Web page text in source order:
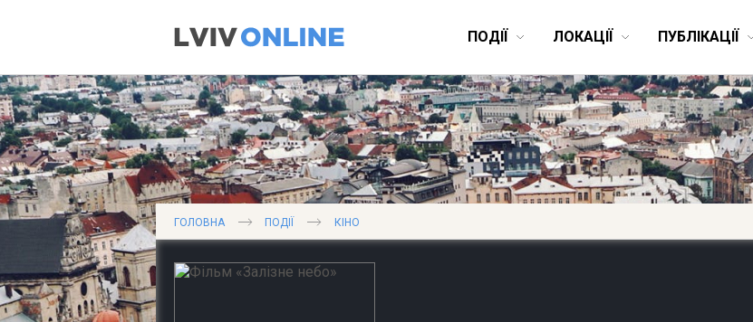
ПОДІЇ ЛОКАЦІЇ ПУБЛІКАЦІЇ
ГОЛОВНА ПОДІЇ КІНО